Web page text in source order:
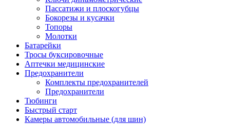
Пассатижи и плоскогубцы
Бокорезы и кусачки
Топоры
Молотки
Батарейки
Тросы буксировочные
Аптечки медицинские
Предохранители
Комплекты предохранителей
Предохранители
Тюбинги
Быстрый старт
Камеры автомобильные (для шин)